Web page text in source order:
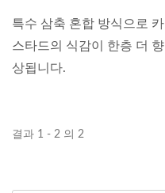
특수 삼축 혼합 방식으로 카
스타드의 식감이 한층 더 향
상됩니다.
결과 1 - 2 의 2